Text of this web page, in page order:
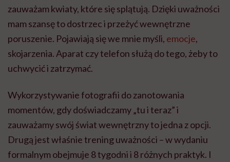
zauważam kwiaty, które się splątują. Dzięki uważności
mam szansę to dostrzec i przeżyć wewnętrzne
poruszenie. Pojawiają się we mnie myśli, emocje,
skojarzenia. Aparat czy telefon służą do tego, żeby to
uchwycić i zatrzymać.
Wykorzystywanie fotografii do zanotowania
momentów, gdy doświadczamy „tu i teraz” i
zauważamy swój świat wewnętrzny to jedna z opcji.
Drugą jest właśnie trening uważności – w wydaniu
formalnym obejmuje 8 tygodni i 8 różnych praktyk. I